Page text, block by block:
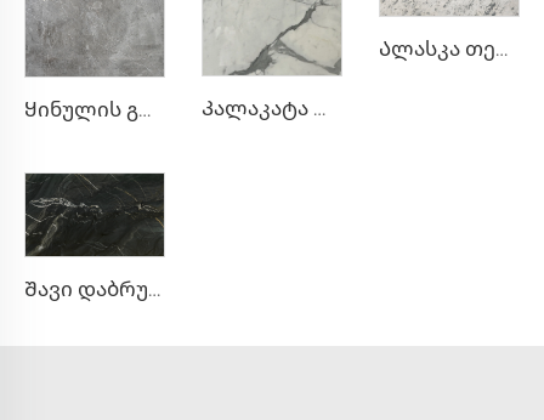
Ყინულის გრეი ნატურალური ქვის მარმარილო უწესრიგო თეთრი cracked შეფერილობით Კალაკატა თეთრი ნატურალური ქვის მარმარილო ნაცრისფერი შეფერილობით და ნახატით
Ალასკა თეთრი ნატურალური ქვის მარმარილო ნაცრისფერი ლაქების დაშლილი ტექსტურით
Შავი დაბრუნების ბუნებრივი კვარციტის გამორჩეული ქვის ფილა